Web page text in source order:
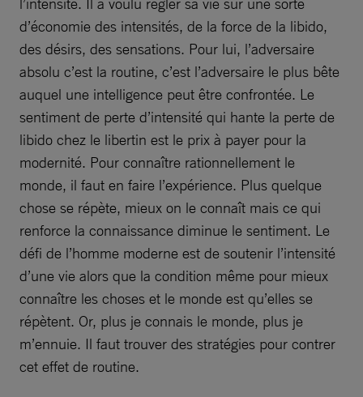
d’économie des intensités, de la force de la libido,
des désirs, des sensations. Pour lui, l’adversaire
absolu c’est la routine, c’est l’adversaire le plus bête
auquel une intelligence peut être confrontée. Le
sentiment de perte d’intensité qui hante la perte de
libido chez le libertin est le prix à payer pour la
modernité. Pour connaître rationnellement le
monde, il faut en faire l’expérience. Plus quelque
chose se répète, mieux on le connaît mais ce qui
renforce la connaissance diminue le sentiment. Le
défi de l’homme moderne est de soutenir l’intensité
d’une vie alors que la condition même pour mieux
connaître les choses et le monde est qu’elles se
répètent. Or, plus je connais le monde, plus je
m’ennuie. Il faut trouver des stratégies pour contrer
cet effet de routine.